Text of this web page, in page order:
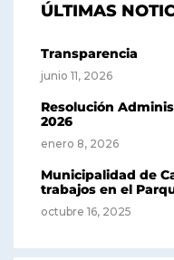
ÚLTIMAS
Transparencia
junio 11, 2026
Resolución
2026
enero 8, 2026
Municipalidad de
trabajos en el
octubre 16, 2025